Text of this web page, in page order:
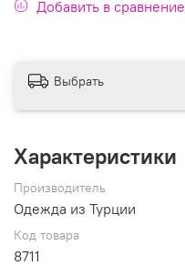
Добавить в сравнение
Выбрать
Характеристики
Производитель
Одежда из Турции
Код товара
8711